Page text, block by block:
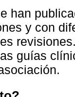
han
y con
guías